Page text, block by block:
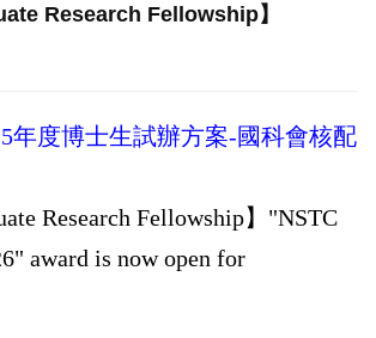
Research Fellowship】
年度博士生試辦方案-國科會核配
Research Fellowship】"NSTC
award is now open for